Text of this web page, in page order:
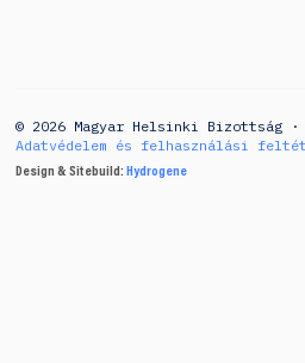
© 2026 Magyar Helsinki Bizottság
Adatvédelem és felhasználási
Design & Sitebuild: Hydrogene